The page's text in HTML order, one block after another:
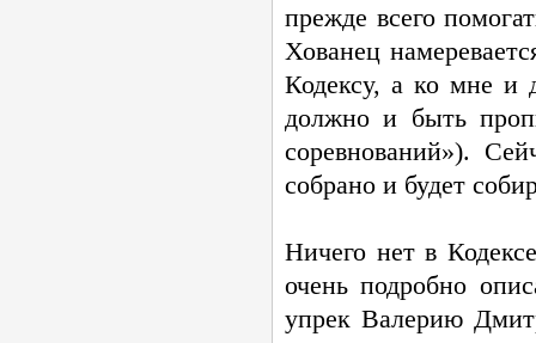
прежде всего
Хованец
Кодексу, а ко мне и
должно и быть
соревнований»).
собрано и будет
Ничего нет в
очень подробно
упрек Валерию